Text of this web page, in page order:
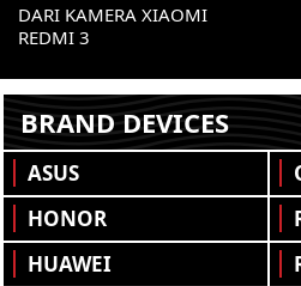
DARI KAMERA XIAOMI
REDMI 3
BRAND DEVICES
ASUS
HONOR
HUAWEI